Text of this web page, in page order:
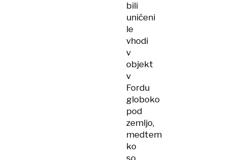
bili
uničeni
le
vhodi
v
objekt
v
Fordu
globoko
pod
zemljo,
medtem
ko